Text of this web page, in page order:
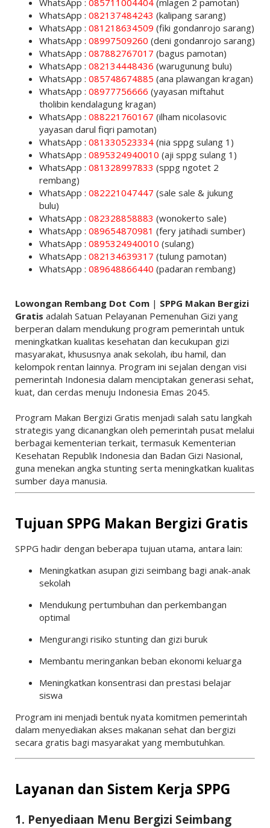
WhatsApp : 085711004404(mlagen 2 pamotan)
WhatsApp : 082137484243 (kalipang sarang)
WhatsApp : 081218634509 (fiki gondanrojo sarang)
WhatsApp : 08997509260 (deni gondanrojo sarang)
WhatsApp : 087882767017 (bagus pamotan)
WhatsApp : 082134448436 (warugunung bulu)
WhatsApp : 085748674885 (ana plawangan kragan)
WhatsApp : 08977756666 (yayasan miftahut
tholibin kendalagung kragan)
WhatsApp : 088221760167 (ilham nicolasovic
yayasan darul fiqri pamotan)
WhatsApp : 081330523334(nia sppg sulang 1)
WhatsApp : 0895324940010 (aji sppg sulang 1)
WhatsApp : 081328997833 (sppg ngotet 2
rembang)
WhatsApp : 082221047447 (sale sale & jukung
bulu)
WhatsApp : 082328858883 (wonokerto sale)
WhatsApp : 089654870981 (fery jatihadi sumber)
WhatsApp : 0895324940010 (sulang)
WhatsApp : 082134639317 (tulung pamotan)
WhatsApp : 089648866440 (padaran rembang)
Lowongan Rembang Dot Com| SPPG Makan Bergizi
Gratis adalah Satuan Pelayanan Pemenuhan Gizi yang
berperan dalam mendukung program pemerintah untuk
meningkatkan kualitas kesehatan dan kecukupan gizi
masyarakat, khususnya anak sekolah, ibu hamil, dan
kelompok rentan lainnya. Program ini sejalan dengan visi
pemerintah Indonesia dalam menciptakan generasi sehat,
kuat, dan cerdas menuju Indonesia Emas 2045.
Program Makan Bergizi Gratis menjadi salah satu langkah
strategis yang dicanangkan oleh pemerintah pusat melalui
berbagai kementerian terkait, termasuk Kementerian
Kesehatan Republik Indonesia dan Badan Gizi Nasional,
guna menekan angka stunting serta meningkatkan kualitas
sumber daya manusia.
Tujuan SPPG Makan Bergizi Gratis
SPPG hadir dengan beberapa tujuan utama, antara lain:
Meningkatkan asupan gizi seimbang bagi anak-anak
sekolah
Mendukung pertumbuhan dan perkembangan
optimal
Mengurangi risiko stunting dan gizi buruk
Membantu meringankan beban ekonomi keluarga
Meningkatkan konsentrasi dan prestasi belajar
siswa
Program ini menjadi bentuk nyata komitmen pemerintah
dalam menyediakan akses makanan sehat dan bergizi
secara gratis bagi masyarakat yang membutuhkan.
Layanan dan Sistem Kerja SPPG
1. Penyediaan Menu Bergizi Seimbang